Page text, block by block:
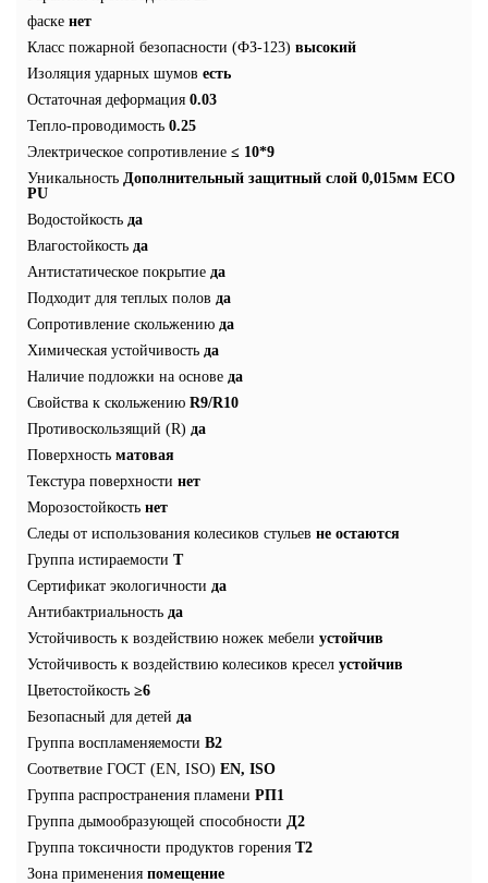
фаске нет
Класс пожарной безопасности (ФЗ-123) высокий
Изоляция ударных шумов есть
Остаточная деформация 0.03
Тепло-проводимость 0.25
Электрическое сопротивление ≤ 10*9
Уникальность Дополнительный защитный слой 0,015мм ECO
PU
Водостойкость да
Влагостойкость да
Антистатическое покрытие да
Подходит для теплых полов да
Сопротивление скольжению да
Химическая устойчивость да
Наличие подложки на основе да
Свойства к скольжению R9/R10
Противоскользящий (R) да
Поверхность матовая
Текстура поверхности нет
Морозостойкость нет
Следы от использования колесиков стульев не остаются
Группа истираемости T
Сертификат экологичности да
Антибактриальность да
Устойчивость к воздействию ножек мебели устойчив
Устойчивость к воздействию колесиков кресел устойчив
Цветостойкость ≥6
Безопасный для детей да
Группа воспламеняемости В2
Соответвие ГОСТ (EN, ISO) EN, ISO
Группа распространения пламени РП1
Группа дымообразующей способности Д2
Группа токсичности продуктов горения Т2
Зона применения помещение